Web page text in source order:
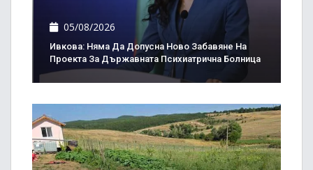
05/08/2026
Ивкова: Няма Да Допусна Ново Забавяне На
Проекта За Държавната Психиатрична Болница